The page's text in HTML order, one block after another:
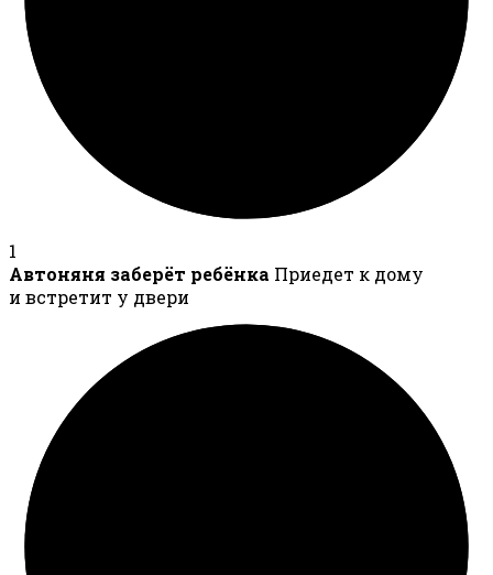
1
Автоняня заберёт ребёнка Приедет к дому
и встретит у двери